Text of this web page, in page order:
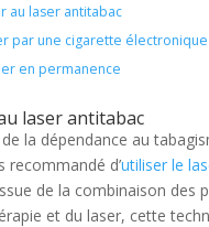
au laser antitabac
par une cigarette électronique
en permanence
laser antitabac
la dépendance au
recommandé d’utiliser le
de la combinaison des
et du laser, cette